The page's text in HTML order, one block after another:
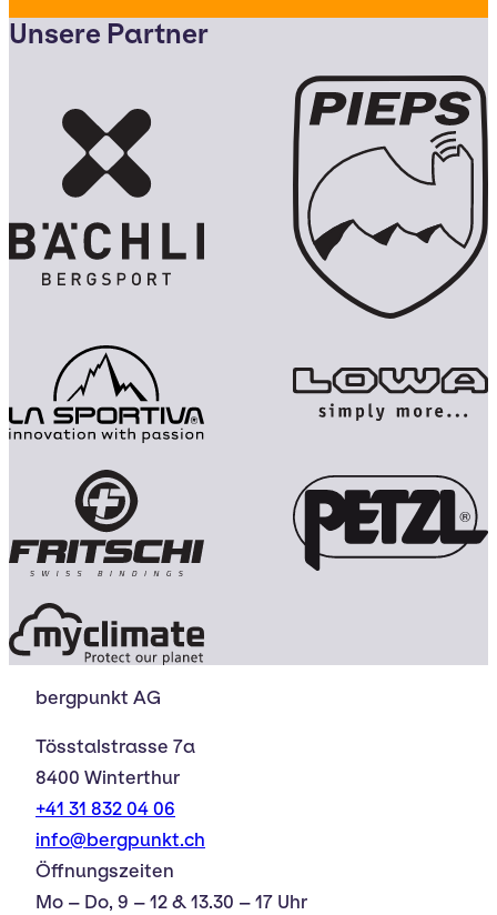
Unsere Partner
bergpunkt AG
Tösstalstrasse 7a
8400 Winterthur
+41 31 832 04 06
info@bergpunkt.ch
Öffnungszeiten
Mo – Do, 9 – 12 & 13.30 – 17 Uhr